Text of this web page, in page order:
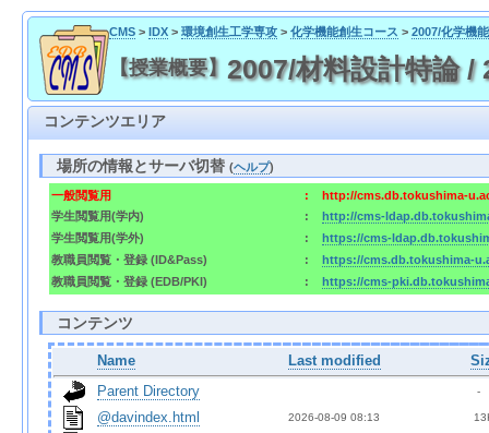
CMS> IDX> 環境創生工学専攻> 化学機能創生コース > 2007/化学機
【授業概要】 2007/材料設計特論
コンテンツエリア
場所の情報とサーバ切替(ヘルプ)
一般閲覧用 :
http://cms.db.tokushima-
学生閲覧用(学内)
:
http://cms-
学生閲覧用(学外)
:
https://cms-
教職員閲覧・登録 (ID&Pass)
:
https://cms.db.tokushima-
教職員閲覧・登録 (EDB/PKI)
: https://cms-
コンテンツ
Name Last modified
Parent Directory
  -
@davindex.html 2026-08-09 08:13